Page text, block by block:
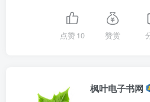
点赞10 赞赏
枫叶电子书网